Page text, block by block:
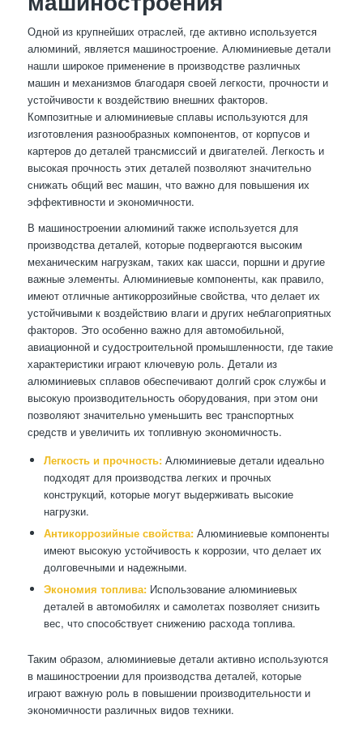
Одной из крупнейших отраслей, где активно используется
алюминий, является машиностроение. Алюминиевые детали
нашли широкое применение в производстве различных
машин и механизмов благодаря своей легкости, прочности и
устойчивости к воздействию внешних факторов.
Композитные и алюминиевые сплавы используются для
изготовления разнообразных компонентов, от корпусов и
картеров до деталей трансмиссий и двигателей. Легкость и
высокая прочность этих деталей позволяют значительно
снижать общий вес машин, что важно для повышения их
эффективности и экономичности.
В машиностроении алюминий также используется для
производства деталей, которые подвергаются высоким
механическим нагрузкам, таких как шасси, поршни и другие
важные элементы. Алюминиевые компоненты, как правило,
имеют отличные антикоррозийные свойства, что делает их
устойчивыми к воздействию влаги и других неблагоприятных
факторов. Это особенно важно для автомобильной,
авиационной и судостроительной промышленности, где такие
характеристики играют ключевую роль. Детали из
алюминиевых сплавов обеспечивают долгий срок службы и
высокую производительность оборудования, при этом они
позволяют значительно уменьшить вес транспортных
средств и увеличить их топливную экономичность.
Легкость и прочность:Алюминиевые детали идеально
подходят для производства легких и прочных
конструкций, которые могут выдерживать высокие
нагрузки.
Антикоррозийные свойства:Алюминиевые компоненты
имеют высокую устойчивость к коррозии, что делает их
долговечными и надежными.
Экономия топлива:Использование алюминиевых
деталей в автомобилях и самолетах позволяет снизить
вес, что способствует снижению расхода топлива.
Таким образом, алюминиевые детали активно используются
в машиностроении для производства деталей, которые
играют важную роль в повышении производительности и
экономичности различных видов техники.